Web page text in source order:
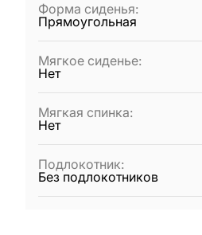
Форма сиденья:
Прямоугольная
Мягкое сиденье:
Нет
Мягкая спинка:
Нет
Подлокотник:
Без подлокотников